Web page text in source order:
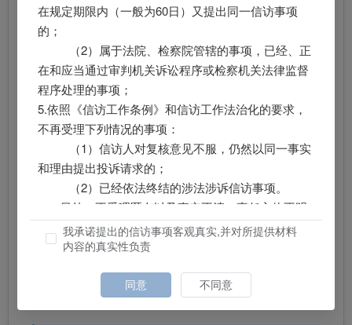
耿马自治县委办公室
耿马县委党史研究室
耿马自治县委组织部
耿马自治县委政法委
耿马县委党校
耿马县委编办
在规定期限内（一般为60日）又提出同一信访事项
的；
（2）属于法院、检察院管辖的事项，已经、正
在和应当通过审判机关诉讼程序或检察机关法律监督
程序处理的事项；
5.依照《信访工作条例》和信访工作法治化的要求，
不再受理下列情况的事项：
（1）信访人对复核意见不服，仍然以同一事实
和理由提出投诉请求的；
（2）已经依法终结的涉法涉诉信访事项。
另外，不受理匿名以及事实不清、责任主体不明
的信访事项。
请您在规定期限内，不要重复投诉。如已有处理
机关、单位申请复查（复核）。
我承诺提出的信访事项客观真实,并对所提供材料
内容的真实性负责
同意 不同意